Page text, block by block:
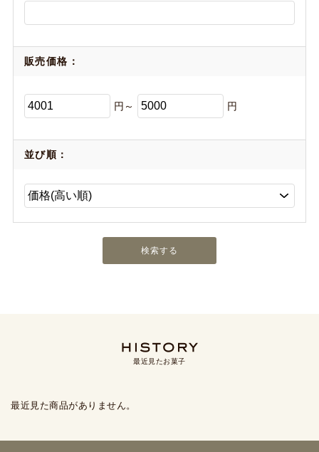
販売価格：
円～ 円
並び順：
最近見たお菓子
最近見た商品がありません。